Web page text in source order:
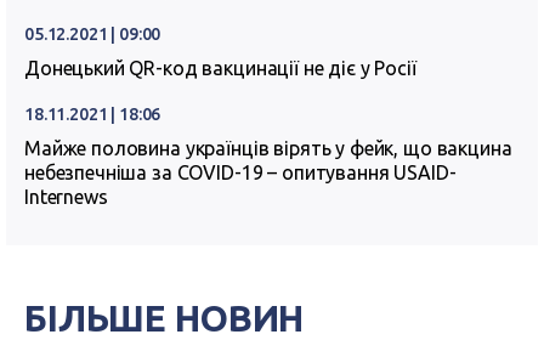
05.12.2021 | 09:00
Донецький QR-код вакцинації не діє у Росії
18.11.2021 | 18:06
Майже половина українців вірять у фейк, що вакцина
небезпечніша за COVID-19 – опитування USAID-
Internews
БІЛЬШЕ НОВИН